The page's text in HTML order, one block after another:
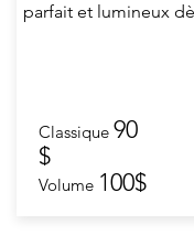
Classique 90
$
Volume 100$
parfait et lumineux